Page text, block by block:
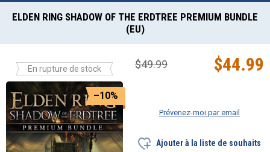
ELDEN RING SHADOW OF THE ERDTREE PREMIUM BUNDLE
(EU)
En rupture de stock
–10%
$44.99
$49.99
Prévenez-moi par email
Ajouter à la liste de souhaits